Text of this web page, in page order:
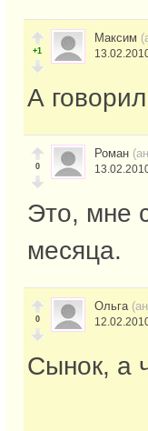
+1
Максим
А
0
Роман
Это, мне
месяца.
0
Ольга
Сынок, а